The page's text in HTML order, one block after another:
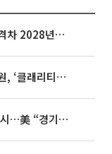
종부세 개편에도…1·3주택 종부세 격차 2028년부터 확대
미국, 가상자산 포괄 규제 속도…상원, ‘클래리티법’ 9월 절차투표 추진
이란, 미국에 호르무즈 합의 조건 제시…美 “경기 아직 안 끝나” [종합]